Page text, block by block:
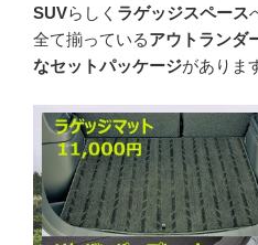
SUVらしく ラゲッジスペース
全て揃っているアウトランダ
なセットパッケージがありま